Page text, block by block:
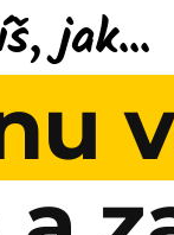
jak...